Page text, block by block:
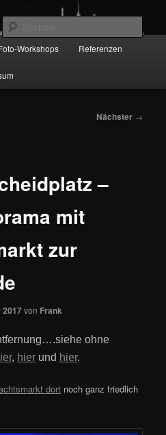
Workshops Referenzen
Nächster →
–
mit
zur
2017von Frank
ohne
, hier und hier.
dort noch ganz friedlich